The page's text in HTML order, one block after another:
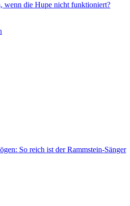
wenn die Hupe nicht funktioniert?
So reich ist der Rammstein-Sänger